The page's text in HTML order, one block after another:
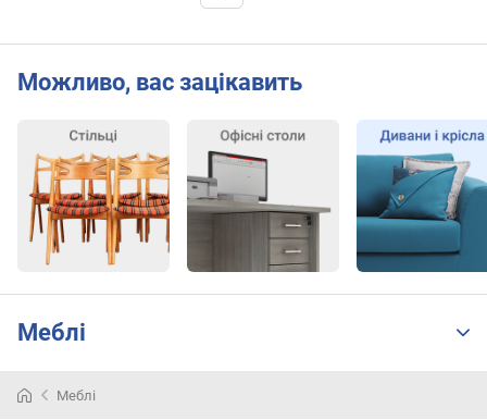
Можливо, вас зацікавить
Меблі
Меблі